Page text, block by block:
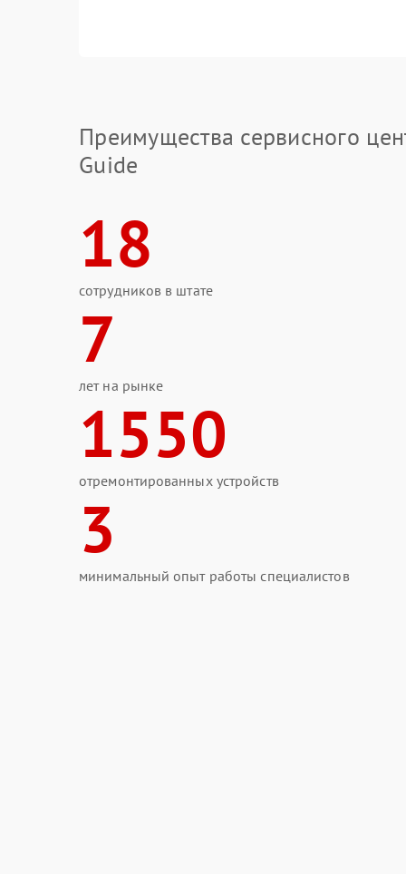
Преимущества сервисного
Guide
18
сотрудников в штате
7
лет на рынке
1550
отремонтированных устройств
3
минимальный опыт работы специалистов